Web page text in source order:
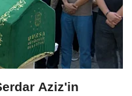
Aziz'in